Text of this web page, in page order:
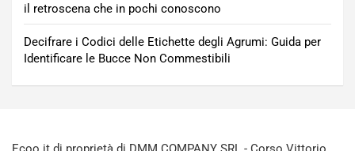
il retroscena che in pochi conoscono
Decifrare i Codici delle Etichette degli Agrumi: Guida per
Identificare le Bucce Non Commestibili